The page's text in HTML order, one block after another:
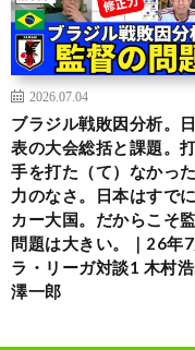
2026.07.04
ブラジル戦敗因分析。
表の大会総括と課題。
手を打た（て）なかっ
力のなさ。日本はすで
カー大国。だからこそ
問題は大きい。｜26年7
ラ・リーガ対談1 木村
澤一郎